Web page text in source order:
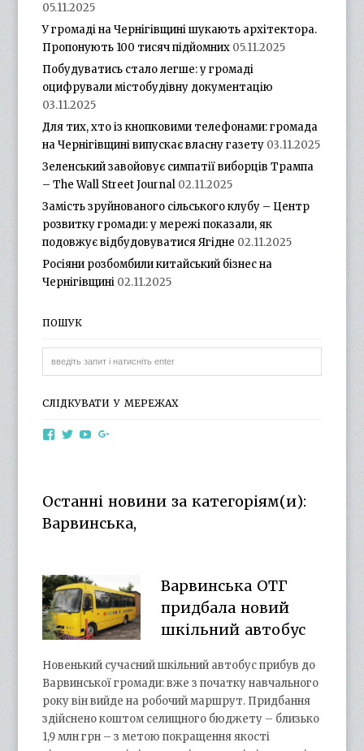
05.11.2025
У громаді на Чернігівщині шукають архітектора.
Пропонують 100 тисяч підйомних 05.11.2025
Побудуватись стало легше: у громаді
оцифрували містобудівну документацію
03.11.2025
Для тих, хто із кнопковими телефонами: громада
на Чернігівщині випускає власну газету 03.11.2025
Зеленський завойовує симпатії виборців Трампа
– The Wall Street Journal 02.11.2025
Замість зруйнованого сільського клубу – Центр
розвитку громади: у мережі показали, як
подовжує відбудовуватися Ягідне 02.11.2025
Росіяни розбомбили китайський бізнес на
Чернігівщині 02.11.2025
ПОШУК
СЛІДКУВАТИ У МЕРЕЖАХ
ViewViewView
YouTube
Останні новини за категоріям(и):
Варвинська,
Варвинська ОТГ
придбала новий
шкільний автобус
Новенький сучасний шкільний автобус прибув до
Варвинської громади: вже з початку навчального
року він вийде на робочий маршрут. Придбання
здійснено коштом селищного бюджету – близько
1,9 млн грн – з метою покращення якості